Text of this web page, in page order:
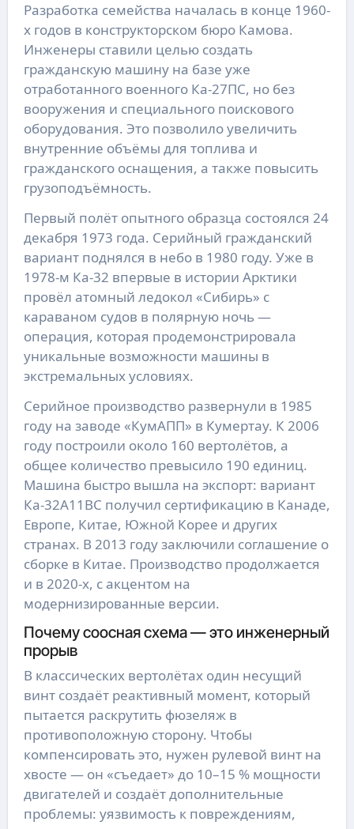
Разработка семейства началась в конце 1960-
х годов в конструкторском бюро Камова.
Инженеры ставили целью создать
гражданскую машину на базе уже
отработанного военного Ка-27ПС, но без
вооружения и специального поискового
оборудования. Это позволило увеличить
внутренние объёмы для топлива и
гражданского оснащения, а также повысить
грузоподъёмность.
Первый полёт опытного образца состоялся 24
декабря 1973 года. Серийный гражданский
вариант поднялся в небо в 1980 году. Уже в
1978-м Ка-32 впервые в истории Арктики
провёл атомный ледокол «Сибирь» с
караваном судов в полярную ночь —
операция, которая продемонстрировала
уникальные возможности машины в
экстремальных условиях.
Серийное производство развернули в 1985
году на заводе «КумАПП» в Кумертау. К 2006
году построили около 160 вертолётов, а
общее количество превысило 190 единиц.
Машина быстро вышла на экспорт: вариант
Ка-32А11ВС получил сертификацию в Канаде,
Европе, Китае, Южной Корее и других
странах. В 2013 году заключили соглашение о
сборке в Китае. Производство продолжается
и в 2020-х, с акцентом на
модернизированные версии.
Почему соосная схема — это инженерный
прорыв
В классических вертолётах один несущий
винт создаёт реактивный момент, который
пытается раскрутить фюзеляж в
противоположную сторону. Чтобы
компенсировать это, нужен рулевой винт на
хвосте — он «съедает» до 10–15 % мощности
двигателей и создаёт дополнительные
проблемы: уязвимость к повреждениям,